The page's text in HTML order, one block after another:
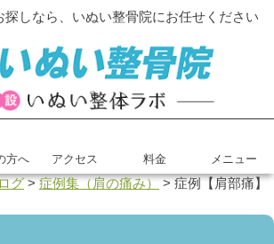
探しなら、いぬい整骨院にお任せください
方へ アクセス 料金 メニュー
グ>症例集（肩の痛み）>症例【肩部痛】